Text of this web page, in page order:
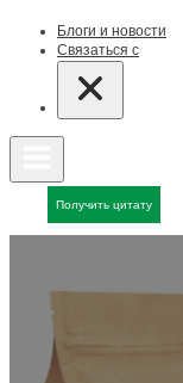
Блоги и новости
Связаться с
Получить цитату